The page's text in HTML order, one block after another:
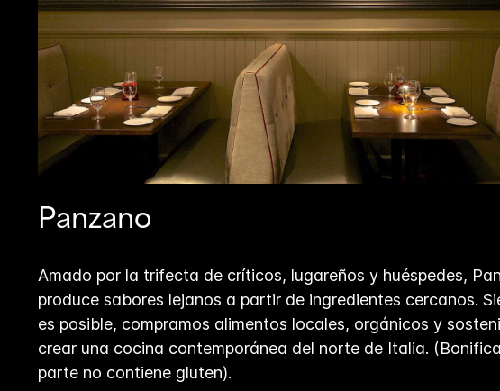
Panzano
Amado por la trifecta de críticos, lugareños y huéspedes,
produce sabores lejanos a partir de ingredientes cercanos.
es posible, compramos alimentos locales, orgánicos y
crear una cocina contemporánea del norte de Italia.
parte no contiene gluten).